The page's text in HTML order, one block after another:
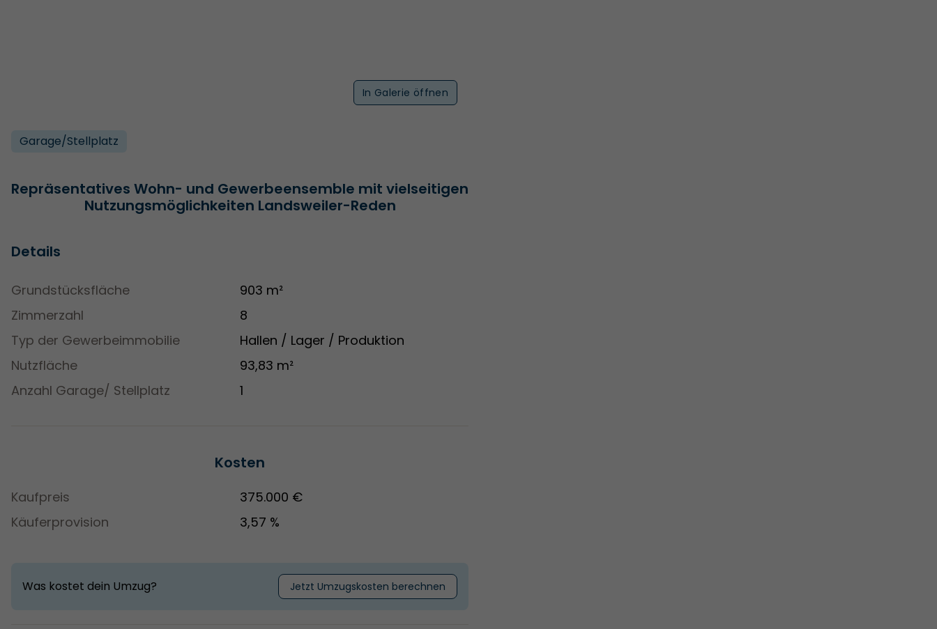
In Galerie öffnen
Garage/­Stellplatz
Repräsentatives Wohn- und Gewerbeensemble mit vielseitigen
Nutzungsmöglichkeiten Landsweiler-Reden
Details
Grundstücksfläche
903 m²
Zimmerzahl
8
Typ der Gewerbeimmobilie
Hallen / Lager / Produktion
Nutzfläche
93,83 m²
Anzahl Garage/ Stellplatz
1
Kosten
Kaufpreis
375.000 €
Käuferprovision
3,57 %
Was kostet dein Umzug? Jetzt Umzugskosten berechnen